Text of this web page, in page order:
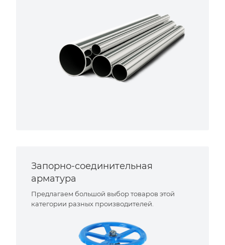
Запорно-соединительная
арматура
Предлагаем большой выбор товаров этой
категории разных производителей.